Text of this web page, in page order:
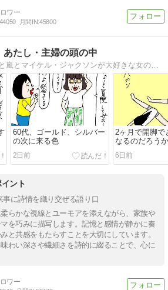
44050 月間IN:45800
たし・主婦の頭の中
元客室乗務員で妄想と嵐とマイケル・ジャクソンが大好きな女の古（こ）。羞恥心を失った今、赤裸々に超ヘタくそな絵であたしの頭の中を綴ってます。
60代、ゴールド、シルバー
の次に来る色
2日前
2ヶ月で開脚で
なるのだろう
6日前
ント
事に詩情を織り交ぜる語り口
らかな視線とユーモアを添えながら、家族や
を巧みに描写します。記憶と感情が静かに奏
と共感をもたらすことを大切にしています。
わい深さや繊細さを詩的に綴ることで、心に